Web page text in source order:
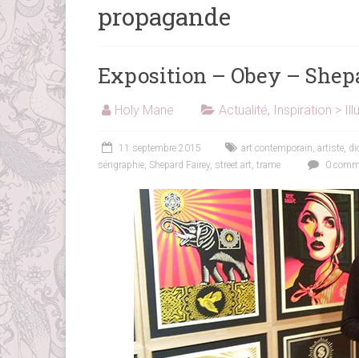
propagande
Exposition – Obey –
Holy Mane Actualité, Inspiration >
11 septembre 2015 art contemporain, artiste,
sérigraphie, Shepard Fairey, street art, trame 0